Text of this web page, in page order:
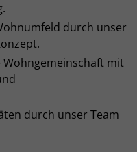
durch unser
Wohngemeinschaft mit
durch unser Team